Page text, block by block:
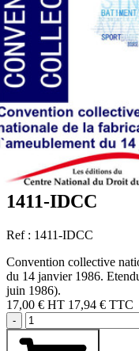
1411-IDCC
Ref : 1411-IDCC
Convention collective
du 14 janvier 1986.
juin 1986).
17,00 € HT 17,94 € TTC
-